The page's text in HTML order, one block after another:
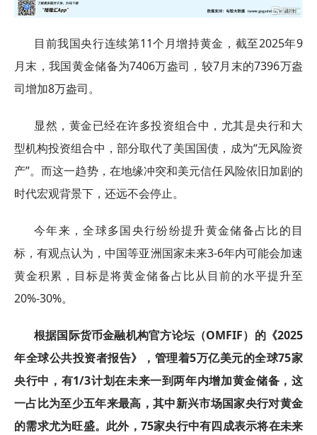
目前我国央行连续第11个月增持黄金，截至2025年9
月末，我国黄金储备为7406万盎司，较7月末的7396万盎
司增加8万盎司。
显然，黄金已经在许多投资组合中，尤其是央行和大
型机构投资组合中，部分取代了美国国债，成为“无风险资
产”。而这一趋势，在地缘冲突和美元信任风险依旧加剧的
时代宏观背景下，还远不会停止。
今年来，全球多国央行纷纷提升黄金储备占比的目
标，有观点认为，中国等亚洲国家未来3-6年内可能会加速
黄金积累，目标是将黄金储备占比从目前的水平提升至
20%-30%。
根据国际货币金融机构官方论坛（OMFIF）的《2025
年全球公共投资者报告》，管理着5万亿美元的全球75家
央行中，有1/3计划在未来一到两年内增加黄金储备，这
一占比为至少五年来最高，其中新兴市场国家央行对黄金
的需求尤为旺盛。此外，75家央行中有四成表示将在未来